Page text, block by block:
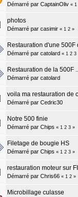
Démarré par CaptainOliv « 1
photos
Démarré par casimir « 1 2 »
Restauration d'une 500F
Démarré par catolard « 1 2 3
Restauration de la 500F
Démarré par catolard
voila ma restauration de
Démarré par Cedric30
Notre 500 finie
Démarré par Chips « 1 2 3 »
Filetage de bougie HS
Démarré par Chips « 1 2 3 »
restauration moteur sur
Démarré par Chris66 « 1 2 »
Microbillage culasse